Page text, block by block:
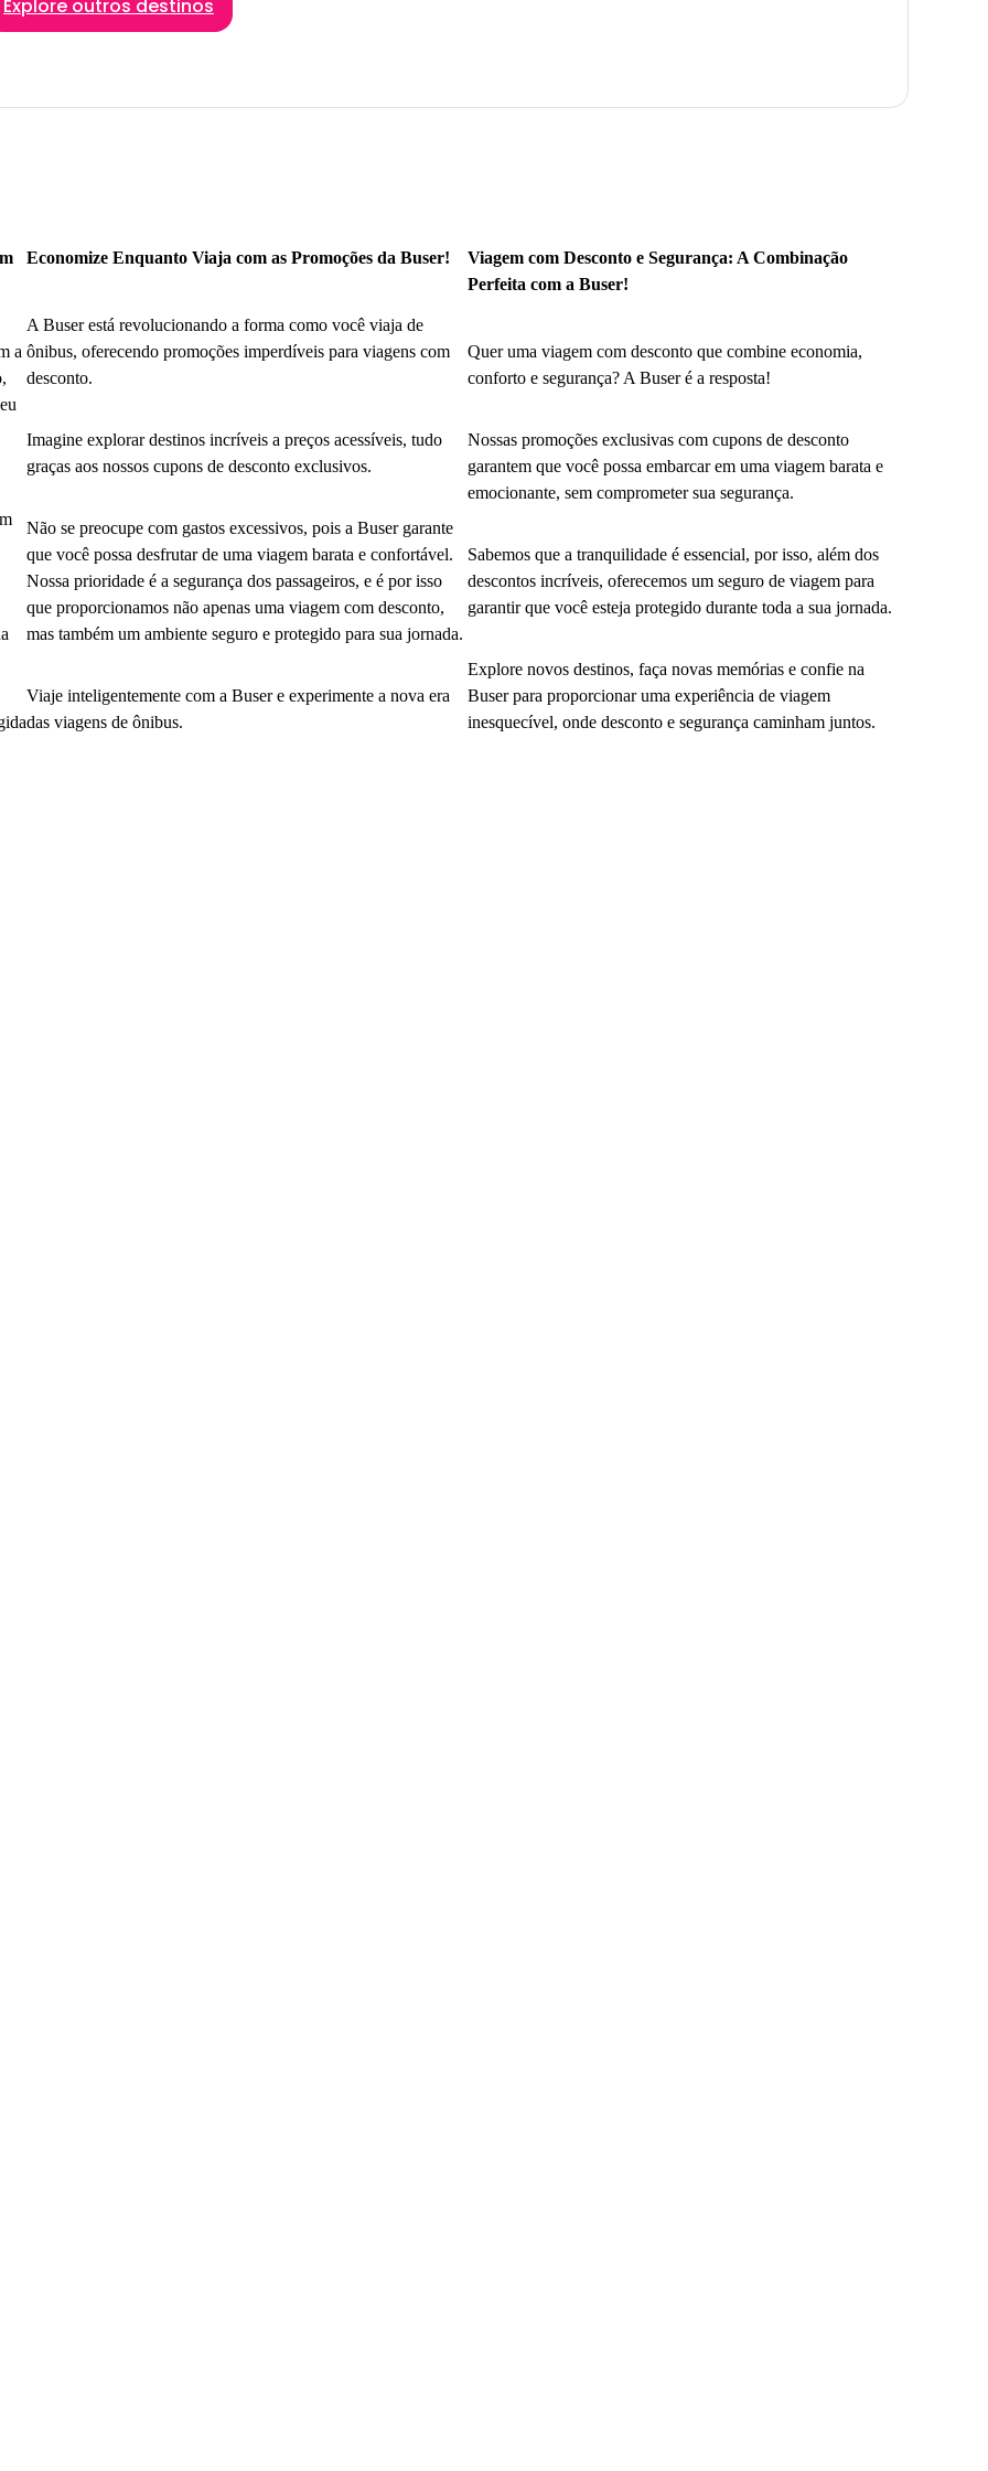
Explore outros destinos
a
Economize Enquanto Viaja com as Promoções da Buser!
A Buser está revolucionando a forma como você viaja de
ônibus, oferecendo promoções imperdíveis para viagens com
desconto.
Imagine explorar destinos incríveis a preços acessíveis, tudo
graças aos nossos cupons de desconto exclusivos.
Não se preocupe com gastos excessivos, pois a Buser garante
que você possa desfrutar de uma viagem barata e confortável.
Nossa prioridade é a segurança dos passageiros, e é por isso
que proporcionamos não apenas uma viagem com desconto,
mas também um ambiente seguro e protegido para sua jornada.
Viaje inteligentemente com a Buser e experimente a nova era
das viagens de ônibus.
Viagem com Desconto e Segurança: A Combinação
Perfeita com a Buser!
Quer uma viagem com desconto que combine economia,
conforto e segurança? A Buser é a resposta!
Nossas promoções exclusivas com cupons de desconto
garantem que você possa embarcar em uma viagem barata e
emocionante, sem comprometer sua segurança.
Sabemos que a tranquilidade é essencial, por isso, além dos
descontos incríveis, oferecemos um seguro de viagem para
garantir que você esteja protegido durante toda a sua jornada.
Explore novos destinos, faça novas memórias e confie na
Buser para proporcionar uma experiência de viagem
inesquecível, onde desconto e segurança caminham juntos.